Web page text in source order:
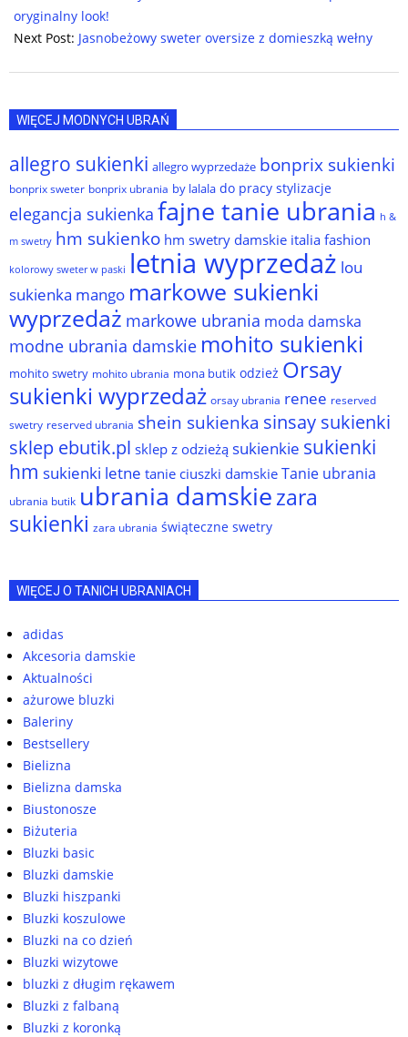
18
oryginalny look!
Next Post: Jasnobeżowy sweter oversize z domieszką wełny
WIĘCEJ MODNYCH UBRAŃ
allegro sukienki allegro wyprzedaże bonprix sukienki
bonprix sweter bonprix ubrania by lalala do pracy stylizacje
elegancja sukienka fajne tanie ubrania h &
m swetry hm sukienko hm swetry damskie italia fashion
kolorowy sweter w paski letnia wyprzedaż lou
sukienka mango markowe sukienki
wyprzedaż markowe ubrania moda damska
modne ubrania damskie mohito sukienki
mohito swetry mohito ubrania mona butik odzież Orsay
sukienki wyprzedaż orsay ubrania renee reserved
swetry reserved ubrania shein sukienka sinsay sukienki
sklep ebutik.pl sklep z odzieżą sukienkie sukienki
hm sukienki letne tanie ciuszki damskie Tanie ubrania
ubrania butik ubrania damskiezara
sukienki zara ubrania świąteczne swetry
WIĘCEJ O TANICH UBRANIACH
adidas
Akcesoria damskie
Aktualności
ażurowe bluzki
Baleriny
Bestsellery
Bielizna
Bielizna damska
Biustonosze
Biżuteria
Bluzki basic
Bluzki damskie
Bluzki hiszpanki
Bluzki koszulowe
Bluzki na co dzień
Bluzki wizytowe
bluzki z długim rękawem
Bluzki z falbaną
Bluzki z koronką